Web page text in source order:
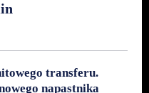
transferu.
napastnika